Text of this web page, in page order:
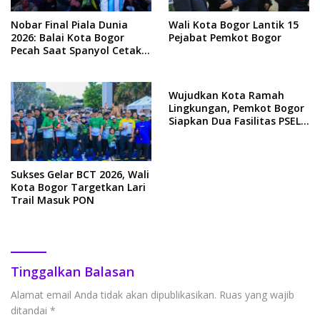
Nobar Final Piala Dunia
2026: Balai Kota Bogor
Pecah Saat Spanyol Cetak
Wali Kota Bogor Lantik 15
Pejabat Pemkot Bogor
Sukses Gelar BCT 2026, Wali
Kota Bogor Targetkan Lari
Trail Masuk PON
Wujudkan Kota Ramah
Lingkungan, Pemkot Bogor
Siapkan Dua Fasilitas PSEL
Tinggalkan Balasan
Alamat email Anda tidak akan dipublikasikan. Ruas yang wajib
ditandai *